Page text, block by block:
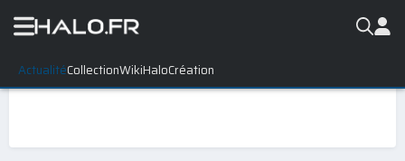
ActualitéCollectionWikiHaloCréation